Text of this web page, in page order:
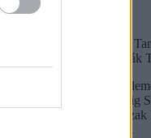
előtt – egy Tegenyei
éven belül kártalanítják
vajdaságot is
Zsigmondot, Dobót pedig
viszonylag békés
felé a testvéreivel.